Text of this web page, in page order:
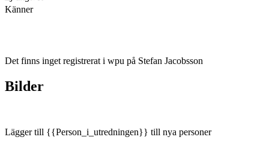
Känner
Det finns inget registrerat i wpu på Stefan Jacobsson
Bilder
Lägger till {{Person_i_utredningen}} till nya personer